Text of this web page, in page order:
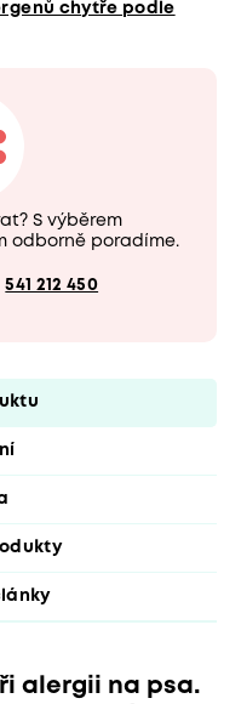
chytře podle
S výběrem
odborně poradíme.
541 212 450
alergii na psa.